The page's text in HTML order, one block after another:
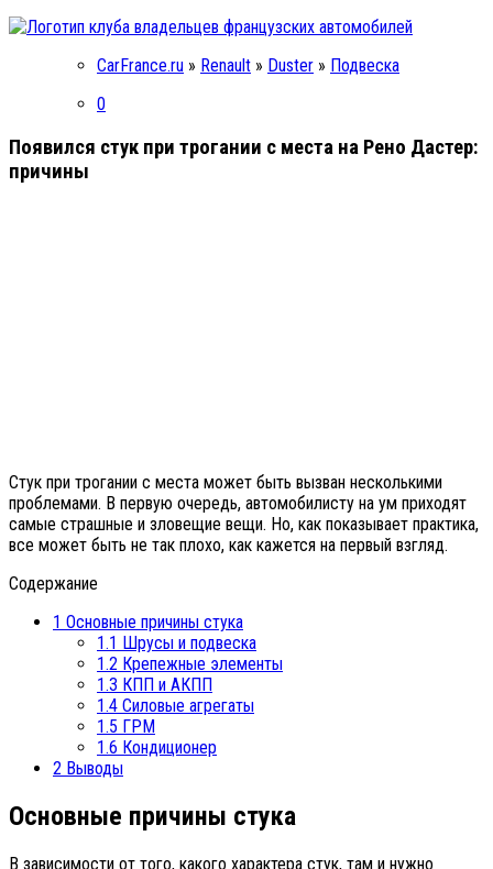
CarFrance.ru » Renault » Duster » Подвеска
0
Появился стук при трогании с места на Рено Дастер:
причины
Стук при трогании с места может быть вызван несколькими
проблемами. В первую очередь, автомобилисту на ум приходят
самые страшные и зловещие вещи. Но, как показывает практика,
все может быть не так плохо, как кажется на первый взгляд.
Содержание
1 Основные причины стука
1.1 Шрусы и подвеска
1.2 Крепежные элементы
1.3 КПП и АКПП
1.4 Силовые агрегаты
1.5 ГРМ
1.6 Кондиционер
2 Выводы
Основные причины стука
В зависимости от того, какого характера стук, там и нужно